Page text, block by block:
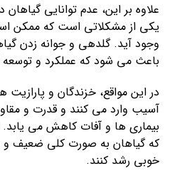
علاوه بر این، عدم توانایی
یکی از مشکلاتی است که ممکن
وجود آید. گلدهی و جوانه زدن
باعث می شود که عملکرد و
در این مواقع، خزندگان و
آسیب وارد می کنند و قدرت و
بیماری ها و آفات کاهش می
که گیاهان به صورت کلی ضعیف و
خوبی رشد کنند.